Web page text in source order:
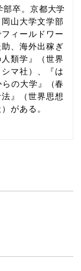
卒。京都大学
山大学文学部
ィールドワー
、海外出稼ぎ
類学』（世界
マ社）、『は
の大学』（春
』（世界思想
がある。